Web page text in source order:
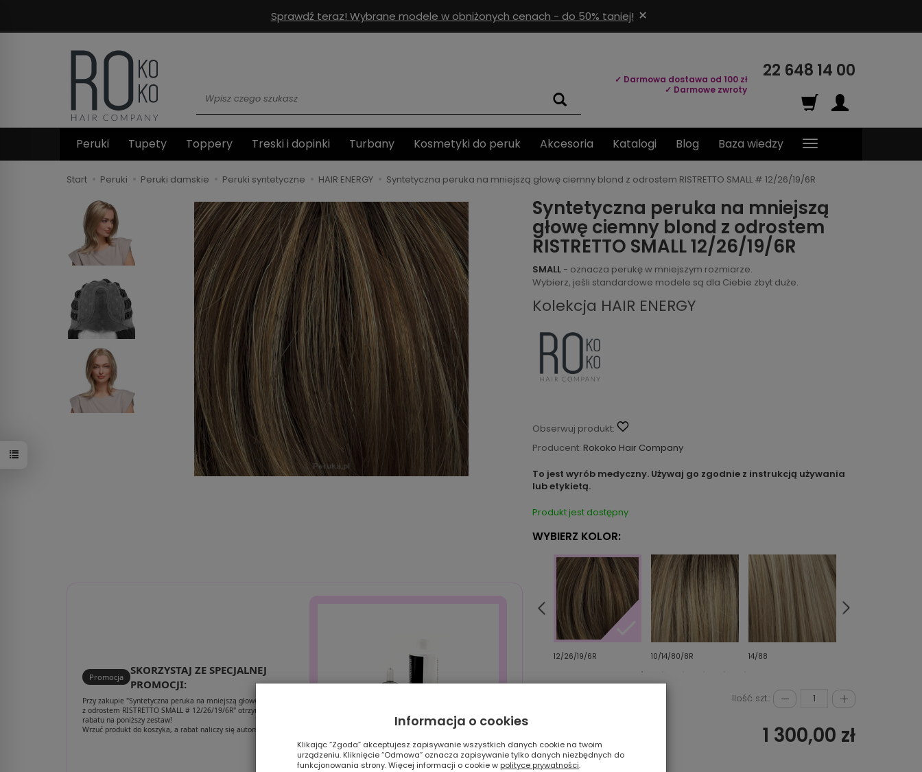
Sprawdź teraz! Wybrane modele w obniżonych cenach - do 50% taniej! ×
✓ Darmowa dostawa od 100 zł
✓ Darmowe zwroty
22 648 14 00
Peruki Tupety Toppery Treski i dopinki Turbany Kosmetyki do peruk Akcesoria Katalogi Blog Baza wiedzy
Start Peruki Peruki damskie Peruki syntetyczne HAIR ENERGY Syntetyczna peruka na mniejszą głowę ciemny blond z odrostem RISTRETTO SMALL # 12/26/19/6R
Promocja
SKORZYSTAJ ZE SPECJALNEJ
PROMOCJI:
Przy zakupie "Syntetyczna peruka na mniejszą głowę ciemny blond
z odrostem RISTRETTO SMALL # 12/26/19/6R" otrzymujesz aż 30%
rabatu na poniższy zestaw!
Wrzuć produkt do koszyka, a rabat naliczy się automatycznie.
Syntetyczna peruka na mniejszą
głowę ciemny blond z odrostem
RISTRETTO SMALL 12/26/19/6R
SMALL - oznacza perukę w mniejszym rozmiarze.
Wybierz, jeśli standardowe modele są dla Ciebie zbyt duże.
Kolekcja HAIR ENERGY
Obserwuj produkt:
Producent: Rokoko Hair Company
To jest wyrób medyczny. Używaj go zgodnie z instrukcją używania
lub etykietą.
Produkt jest dostępny
WYBIERZ KOLOR:
12/26/19/6R 10/14/80/8R 14/88
Ilość szt.:
1 300,00 zł
Informacja o cookies
Klikając “Zgoda” akceptujesz zapisywanie wszystkich danych cookie na twoim
urządzeniu. Kliknięcie “Odmowa” oznacza zapisywanie tylko danych niezbędnych do
funkcjonowania strony. Więcej informacji o cookie w polityce prywatności.